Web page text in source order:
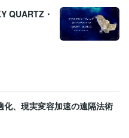
QUARTZ・
、現実変容加速の遠隔法術